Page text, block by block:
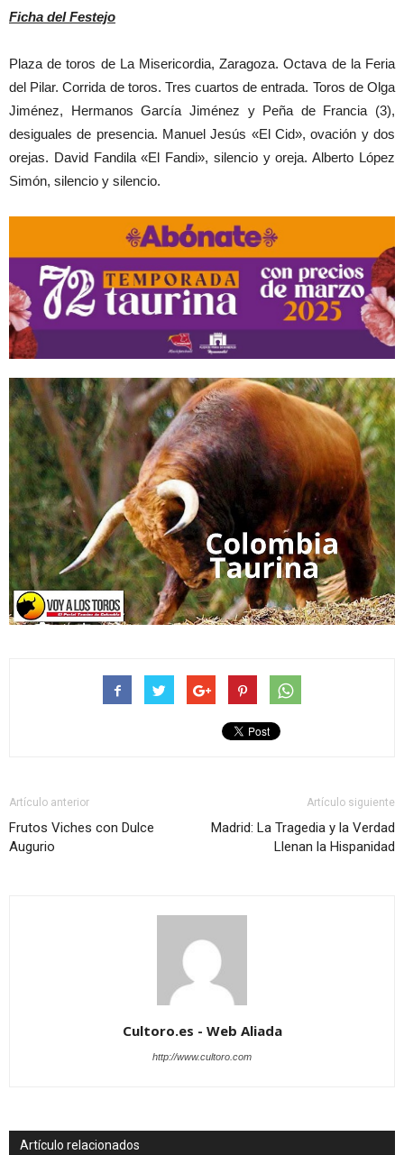
Ficha del Festejo
Plaza de toros de La Misericordia, Zaragoza. Octava de la Feria
del Pilar. Corrida de toros. Tres cuartos de entrada. Toros de Olga
Jiménez, Hermanos García Jiménez y Peña de Francia (3),
desiguales de presencia. Manuel Jesús «El Cid», ovación y dos
orejas. David Fandila «El Fandi», silencio y oreja. Alberto López
Simón, silencio y silencio.
Artículo anterior
Frutos Viches con Dulce
Augurio
Artículo siguiente
Madrid: La Tragedia y la Verdad
Llenan la Hispanidad
Cultoro.es - Web Aliada
http://www.cultoro.com
Artículo relacionados